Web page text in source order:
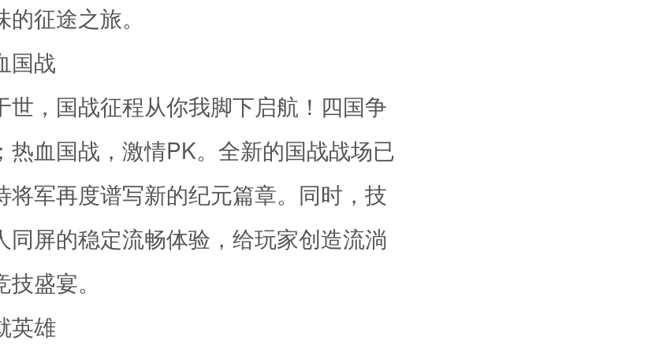
征途之旅。
国战
世，国战征程从你我脚下启航！四国争
热血国战，激情PK。全新的国战战场已
将军再度谱写新的纪元篇章。同时，技
同屏的稳定流畅体验，给玩家创造流淌
盛宴。
英雄